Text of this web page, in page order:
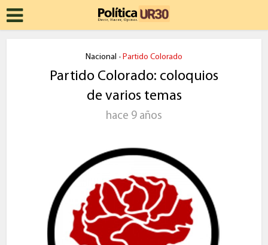
Nacional • Partido Colorado
Partido Colorado: coloquios
de varios temas
hace 9 años